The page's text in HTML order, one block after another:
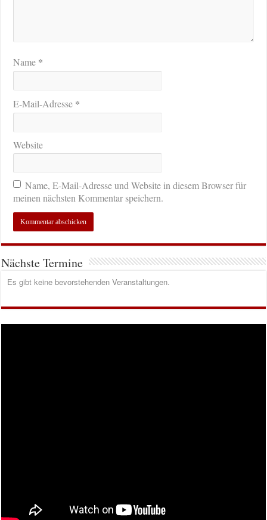
Name *
E-Mail-Adresse *
Website
Name, E-Mail-Adresse und Website in diesem Browser für
meinen nächsten Kommentar speichern.
Nächste Termine
Es gibt keine bevorstehenden Veranstaltungen.